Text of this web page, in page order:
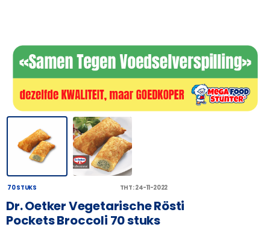
70 STUKS THT: 24-11-2022
Dr. Oetker Vegetarische Rösti
Pockets Broccoli 70 stuks